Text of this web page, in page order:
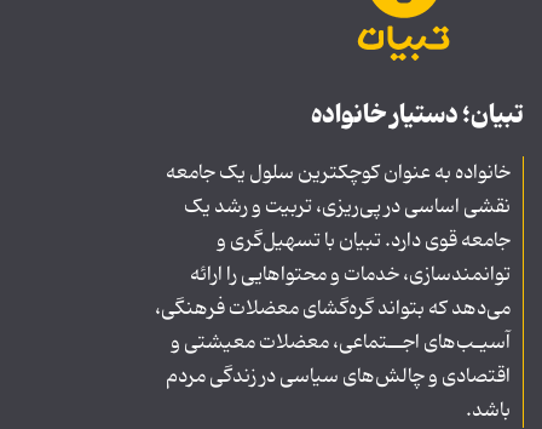
تبیان؛ دستیار خانواده
خانواده به عنوان کوچکترین سلول یک جامعه
نقشی اساسی در پی‌ریزی، تربیت و رشد یک
جامعه قوی دارد. تبیان با تسهیل‌گری و
توانمندسازی، خدمات و محتواهایی را ارائه
می‌دهد که بتواند گره‌گشای معضلات فرهنگی،
آسیـب‌های اجــتماعی، معضلات معیشتی و
اقتصادی و چالش‌های سیاسی در زندگی مردم
باشد.